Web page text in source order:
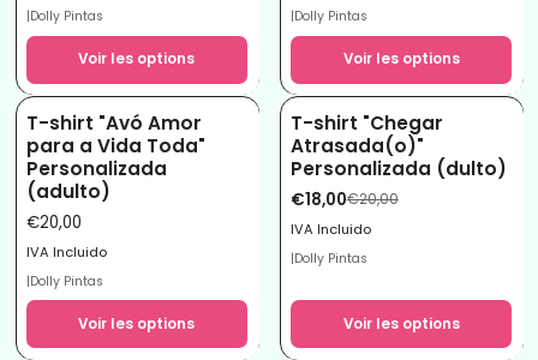
|Dolly Pintas
Voir les options
|Dolly Pintas
Voir les options
T-shirt "Avó Amor
para a Vida Toda"
Personalizada
(adulto)
€20,00
IVA Incluido
|Dolly Pintas
Voir les options
-10%
T-shirt "Chegar
Atrasada(o)"
Personalizada (dulto)
€18,00€20,00
IVA Incluido
|Dolly Pintas
Voir les options